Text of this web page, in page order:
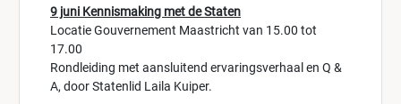
9 juni Kennismaking met de Staten
Locatie Gouvernement Maastricht van 15.00 tot
17.00
Rondleiding met aansluitend ervaringsverhaal en Q &
A, door Statenlid Laila Kuiper.